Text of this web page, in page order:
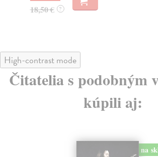
18,50 € ?
High-contrast mode
Čitatelia s podobným
kúpili aj:
na